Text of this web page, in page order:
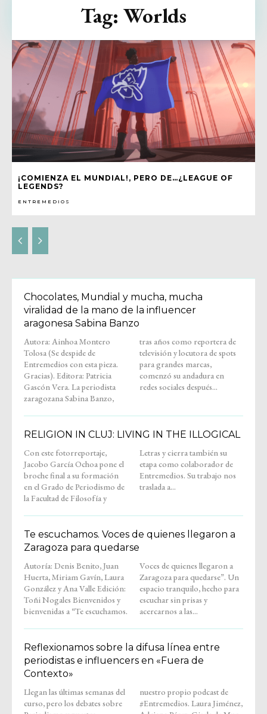
¡COMIENZA EL MUNDIAL!, PERO DE…¿LEAGUE OF
LEGENDS?
ENTREMEDIOS
Tag: Worlds
Chocolates, Mundial y mucha, mucha
viralidad de la mano de la influencer
aragonesa Sabina Banzo
Autora: Ainhoa Montero
Tolosa (Se despide de
Entremedios con esta pieza.
Gracias). Editora: Patricia
Gascón Vera. La periodista
zaragozana Sabina Banzo,
tras años como reportera de
televisión y locutora de spots
para grandes marcas,
comenzó su andadura en
redes sociales después...
RELIGION IN CLUJ: LIVING IN THE ILLOGICAL
Con este fotorreportaje,
Jacobo García Ochoa pone el
broche final a su formación
en el Grado de Periodismo de
la Facultad de Filosofía y
Letras y cierra también su
etapa como colaborador de
Entremedios. Su trabajo nos
traslada a...
Te escuchamos. Voces de quienes llegaron a
Zaragoza para quedarse
Autoría: Denis Benito, Juan
Huerta, Miriam Gavín, Laura
González y Ana Valle Edición:
Toñi Nogales Bienvenidos y
bienvenidas a “Te escuchamos.
Voces de quienes llegaron a
Zaragoza para quedarse”. Un
espacio tranquilo, hecho para
escuchar sin prisas y
acercarnos a las...
Reflexionamos sobre la difusa línea entre
periodistas e influencers en «Fuera de
Contexto»
Llegan las últimas semanas del
curso, pero los debates sobre
nuestro propio podcast de
#Entremedios. Laura Jiménez,